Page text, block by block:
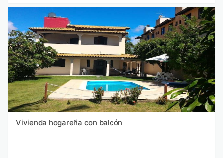
Vivienda hogareña con balcón